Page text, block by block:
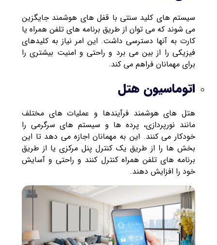
سیستم های کلید سنتی با قفل های هوشمند جایگزین
می شوند که می توان از طریق برنامه های تلفن همراه یا
کارت به آنها دسترسی داشت. این امر نیاز به کلیدهای
فیزیکی را از بین می برد و راحتی و امنیت بیشتری را
برای مهمانان فراهم می کند.
اتوماسیون هتل
هتل های هوشمند فرآیندها و عملیات های مختلف
مانند نورپردازی، پرده ها و سیستم های سرگرمی را
خودکار می کنند. این به مهمانان اجازه می دهد تا این
بخش ها را از طریق یک کنترل پنل مرکزی یا از طریق
برنامه های تلفن همراه کنترل کنند و راحتی و آسایش
خود را افزایش دهند.